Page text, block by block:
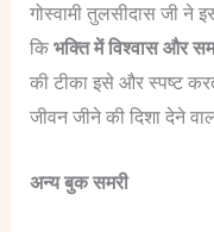
गोस्वामी तुलसीदास जी ने
किभक्ति में विश्वास और
की टीका इसे और स्पष्ट
जीवन जीने की दिशा देने
अन्य बुक समरी